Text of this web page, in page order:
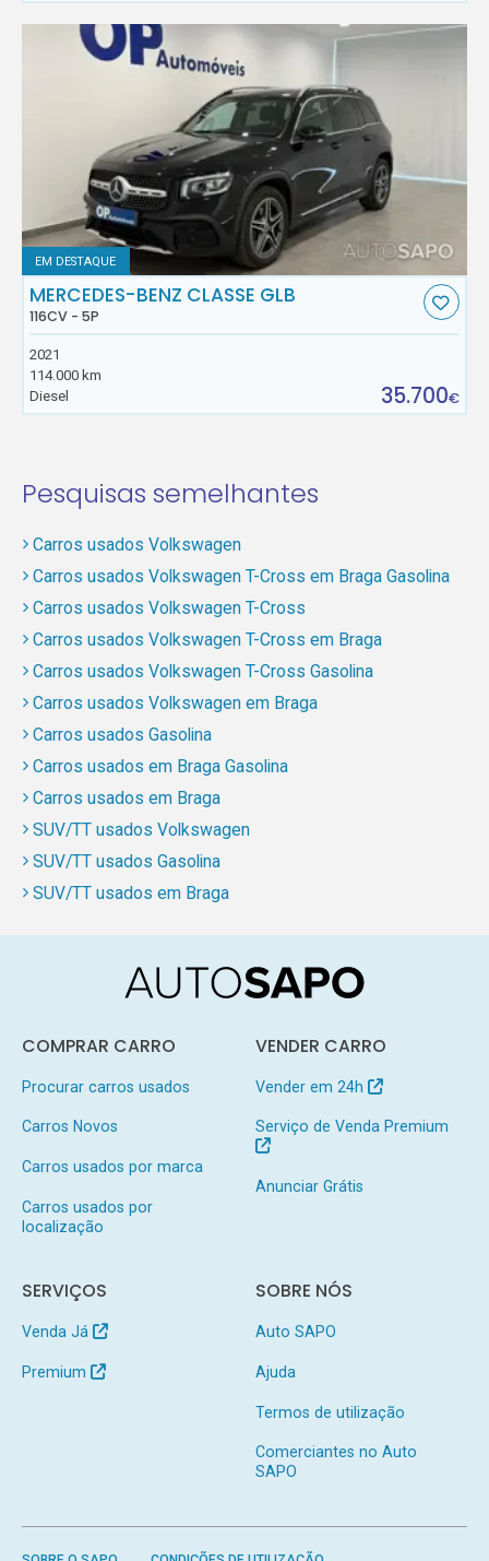
EM DESTAQUE
MERCEDES-BENZ CLASSE GLB
116CV - 5P
2021
114.000 km
Diesel
35.700€
Pesquisas semelhantes
Carros usados Volkswagen
Carros usados Volkswagen T-Cross em Braga Gasolina
Carros usados Volkswagen T-Cross
Carros usados Volkswagen T-Cross em Braga
Carros usados Volkswagen T-Cross Gasolina
Carros usados Volkswagen em Braga
Carros usados Gasolina
Carros usados em Braga Gasolina
Carros usados em Braga
SUV/TT usados Volkswagen
SUV/TT usados Gasolina
SUV/TT usados em Braga
COMPRAR CARRO
Procurar carros usados
Carros Novos
Carros usados por marca
Carros usados por
localização
VENDER CARRO
Vender em 24h
Serviço de Venda Premium
Anunciar Grátis
SERVIÇOS
Venda Já
Premium
SOBRE NÓS
Auto SAPO
Ajuda
Termos de utilização
Comerciantes no Auto
SAPO